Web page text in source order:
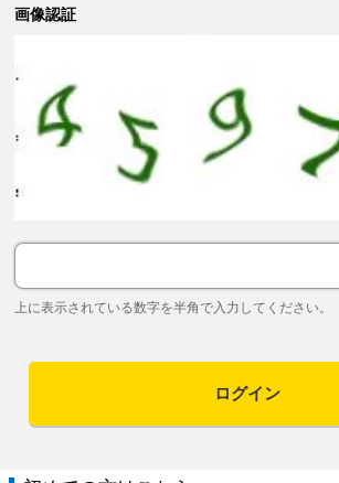
画像認証
上に表示されている数字を半角で入力してください。